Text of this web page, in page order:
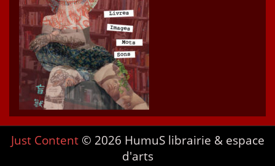
Just Content© 2026 HumuS librairie & espace
d'arts